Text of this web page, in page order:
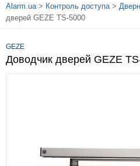
Alarm.ua> Контроль доступа >
дверей GEZE TS-5000
GEZE
Доводчик дверей GEZE